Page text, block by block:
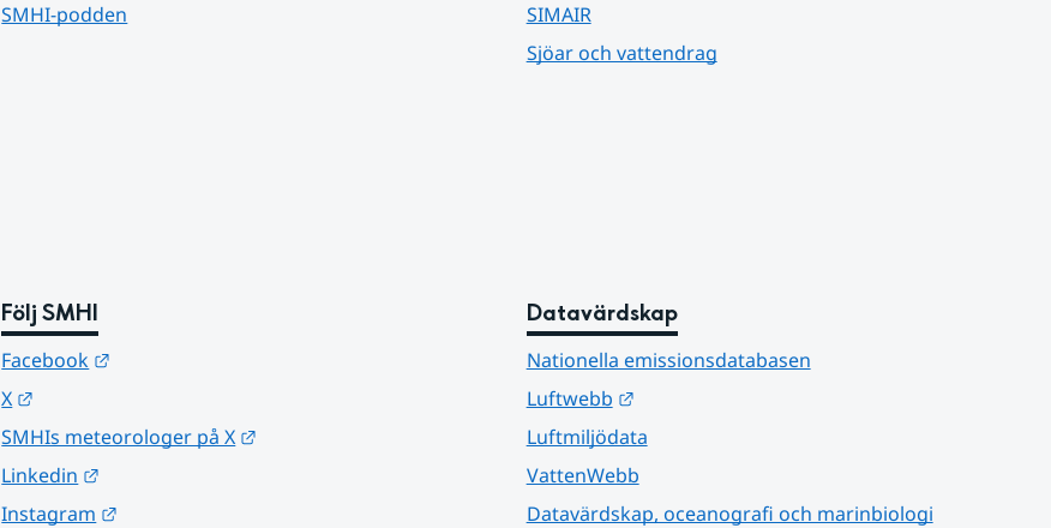
SMHI-podden
SIMAIR
Sjöar och vattendrag
Följ SMHI
Facebook
X
SMHIs meteorologer på X
Linkedin
Instagram
Datavärdskap
Nationella emissionsdatabasen
Luftwebb
Länk till annan webbplats.
Luftmiljödata
VattenWebb
Datavärdskap, oceanografi och marinbiologi